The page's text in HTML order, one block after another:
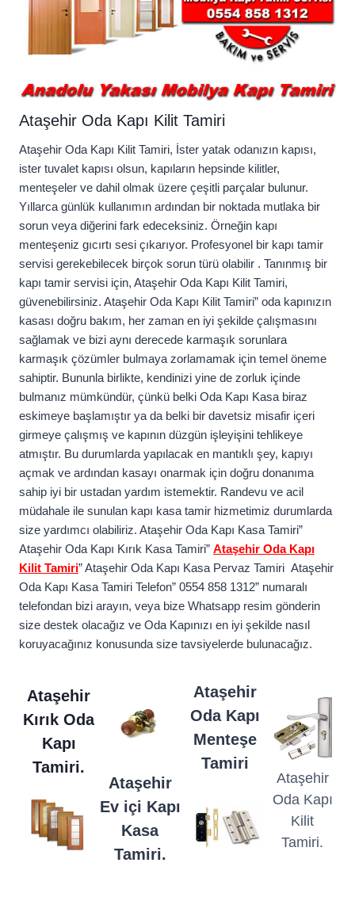
Ataşehir Oda Kapı Kilit Tamiri
Ataşehir Oda Kapı Kilit Tamiri, İster yatak odanızın kapısı,
ister tuvalet kapısı olsun, kapıların hepsinde kilitler,
menteşeler ve dahil olmak üzere çeşitli parçalar bulunur.
Yıllarca günlük kullanımın ardından bir noktada mutlaka bir
sorun veya diğerini fark edeceksiniz. Örneğin kapı
menteşeniz gıcırtı sesi çıkarıyor. Profesyonel bir kapı tamir
servisi gerekebilecek birçok sorun türü olabilir . Tanınmış bir
kapı tamir servisi için, Ataşehir Oda Kapı Kilit Tamiri,
güvenebilirsiniz. Ataşehir Oda Kapı Kilit Tamiri” oda kapınızın
kasası doğru bakım, her zaman en iyi şekilde çalışmasını
sağlamak ve bizi aynı derecede karmaşık sorunlara
karmaşık çözümler bulmaya zorlamamak için temel öneme
sahiptir. Bununla birlikte, kendinizi yine de zorluk içinde
bulmanız mümkündür, çünkü belki Oda Kapı Kasa biraz
eskimeye başlamıştır ya da belki bir davetsiz misafir içeri
girmeye çalışmış ve kapının düzgün işleyişini tehlikeye
atmıştır. Bu durumlarda yapılacak en mantıklı şey, kapıyı
açmak ve ardından kasayı onarmak için doğru donanıma
sahip iyi bir ustadan yardım istemektir. Randevu ve acil
müdahale ile sunulan kapı kasa tamir hizmetimiz durumlarda
size yardımcı olabiliriz. Ataşehir Oda Kapı Kasa Tamiri”
Ataşehir Oda Kapı Kırık Kasa Tamiri” Ataşehir Oda Kapı
Kilit Tamiri” Ataşehir Oda Kapı Kasa Pervaz Tamiri Ataşehir
Oda Kapı Kasa Tamiri Telefon” 0554 858 1312” numaralı
telefondan bizi arayın, veya bize Whatsapp resim gönderin
size destek olacağız ve Oda Kapınızı en iyi şekilde nasıl
koruyacağınız konusunda size tavsiyelerde bulunacağız.
Ataşehir
Kırık Oda
Kapı
Tamiri.
Ataşehir
Ev içi Kapı
Kasa
Tamiri.
Ataşehir
Oda Kapı
Menteşe
Tamiri
Ataşehir
Oda Kapı
Kilit
Tamiri.